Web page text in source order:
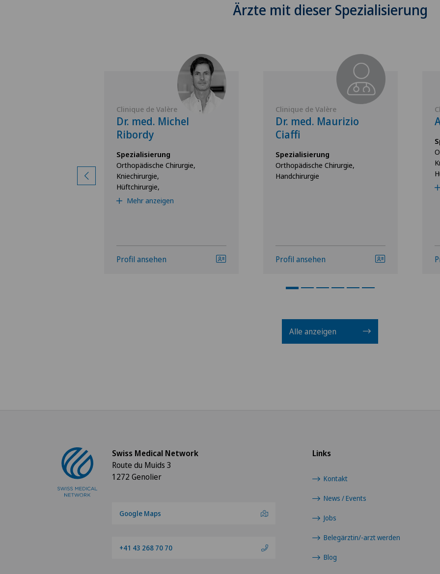
Ärzte mit dieser Spezialisierung
Clinique de Valère
Dr. med. Michel
Ribordy
Spezialisierung
Orthopädische Chirurgie,
Kniechirurgie,
Hüftchirurgie,
Mehr anzeigen
Profil ansehen
Clinique de Valère
Dr. med. Maurizio
Ciaffi
Spezialisierung
Orthopädische Chirurgie,
Handchirurgie
Profil ansehen
Alle anzeigen
Links
Kontakt
News / Events
Jobs
Belegärztin/-arzt werden
Blog
Swiss Medical Network
Route du Muids 3
1272 Genolier
Google Maps
+41 43 268 70 70